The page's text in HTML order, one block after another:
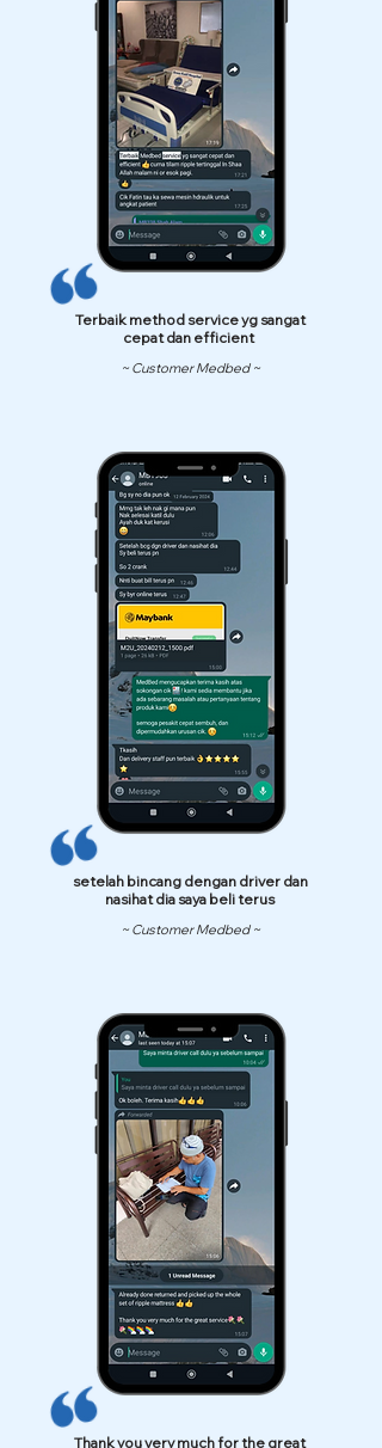
Terbaik method service yg sangat
cepat dan efficient
~ Customer Medbed ~
setelah bincang dengan driver dan
nasihat dia saya beli terus
~ Customer Medbed ~
Thank you very much for the great